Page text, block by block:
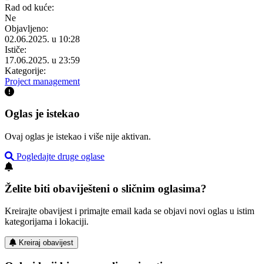
Rad od kuće:
Ne
Objavljeno:
02.06.2025. u 10:28
Ističe:
17.06.2025. u 23:59
Kategorije:
Project management
Oglas je istekao
Ovaj oglas je istekao i više nije aktivan.
Pogledajte druge oglase
Želite biti obaviješteni o sličnim oglasima?
Kreirajte obavijest i primajte email kada se objavi novi oglas u istim
kategorijama i lokaciji.
Kreiraj obavijest